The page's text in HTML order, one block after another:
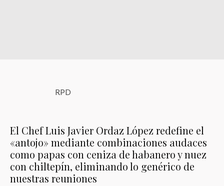
RPD
El Chef Luis Javier Ordaz López redefine el
«antojo» mediante combinaciones audaces
como papas con ceniza de habanero y nuez
con chiltepín, eliminando lo genérico de
nuestras reuniones